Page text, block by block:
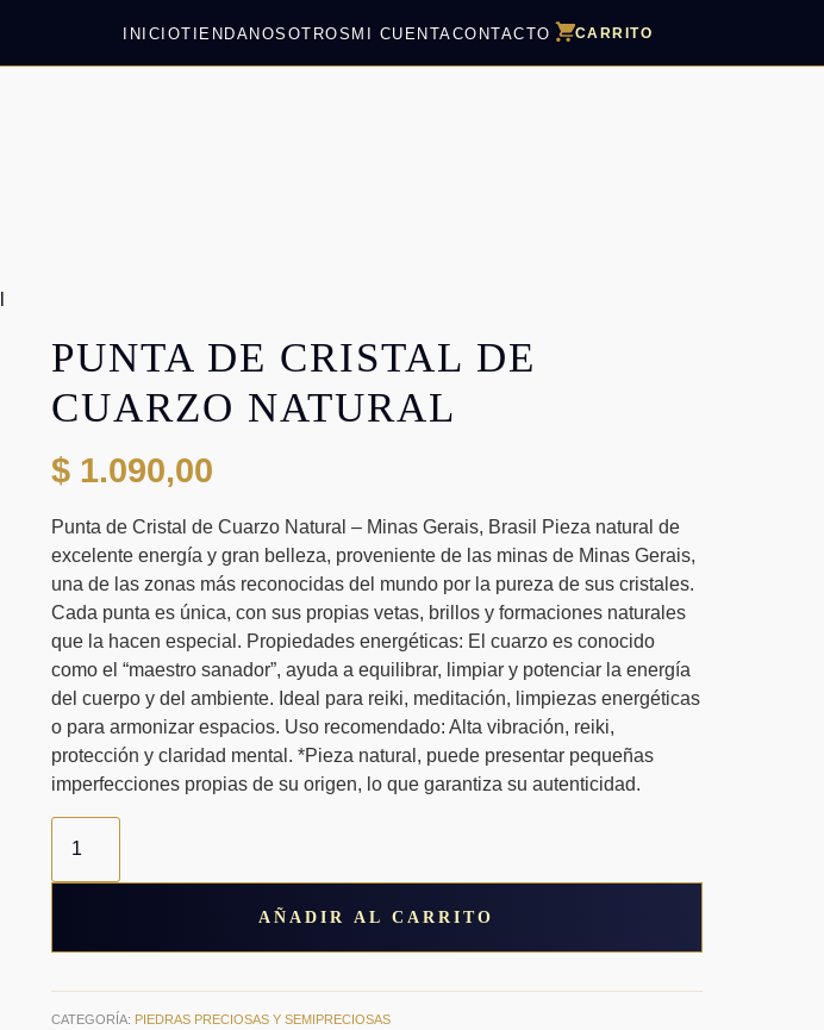
INICIOTIENDANOSOTROS MI CUENTACONTACTO CARRITO
PUNTA DE CRISTAL DE
CUARZO NATURAL
$1.090,00
Punta de Cristal de Cuarzo Natural – Minas Gerais, Brasil Pieza natural de
excelente energía y gran belleza, proveniente de las minas de Minas Gerais,
una de las zonas más reconocidas del mundo por la pureza de sus cristales.
Cada punta es única, con sus propias vetas, brillos y formaciones naturales
que la hacen especial. Propiedades energéticas: El cuarzo es conocido
como el “maestro sanador”, ayuda a equilibrar, limpiar y potenciar la energía
del cuerpo y del ambiente. Ideal para reiki, meditación, limpiezas energéticas
o para armonizar espacios. Uso recomendado: Alta vibración, reiki,
protección y claridad mental. *Pieza natural, puede presentar pequeñas
imperfecciones propias de su origen, lo que garantiza su autenticidad.
Punta
de
AÑADIR AL CARRITO
CATEGORÍA: PIEDRAS PRECIOSAS Y SEMIPRECIOSAS